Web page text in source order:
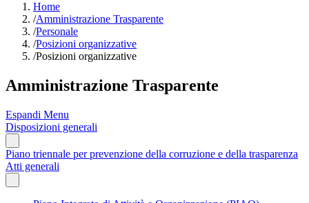
Home
/Amministrazione Trasparente
/Personale
/Posizioni organizzative
/Posizioni organizzative
Amministrazione Trasparente
Espandi Menu
Disposizioni generali
Piano triennale per prevenzione della corruzione e della trasparenza
Atti generali